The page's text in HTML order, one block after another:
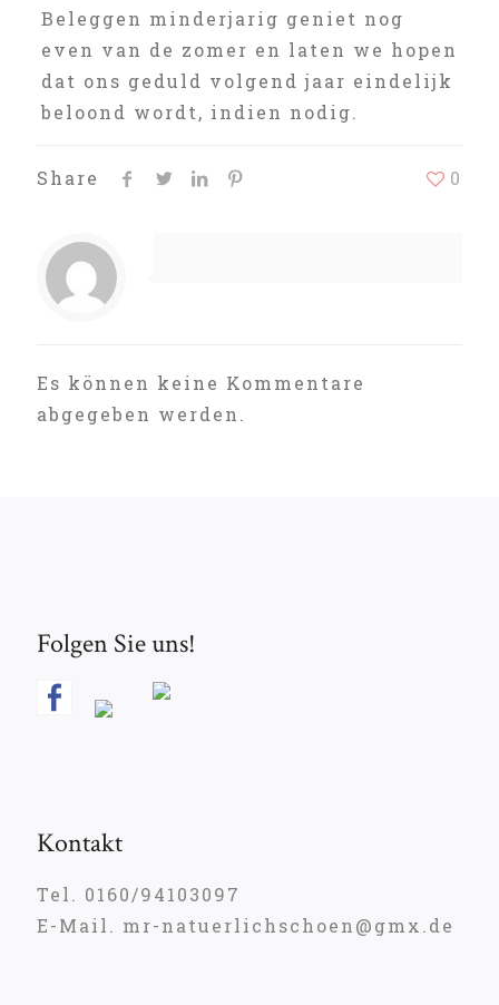
Beleggen minderjarig geniet nog
even van de zomer en laten we hopen
dat ons geduld volgend jaar eindelijk
beloond wordt, indien nodig.
Share 0
Es können keine Kommentare
abgegeben werden.
Folgen Sie uns!
Kontakt
Tel. 0160/94103097
E-Mail. mr-natuerlichschoen@gmx.de